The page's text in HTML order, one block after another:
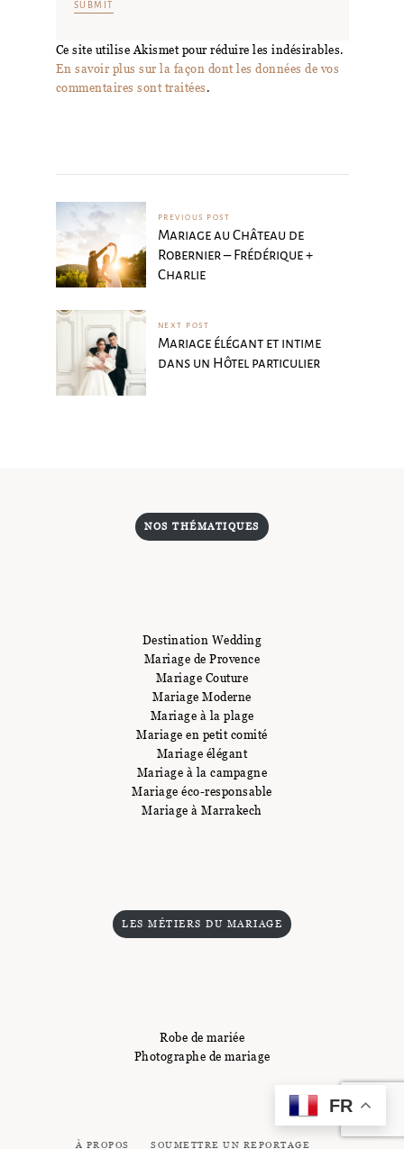
Ce site utilise Akismet pour réduire les indésirables.
En savoir plus sur la façon dont les données de vos
commentaires sont traitées.
PREVIOUS POST
Mariage au Château de
Robernier – Frédérique +
Charlie
NEXT POST
Mariage élégant et intime
dans un Hôtel particulier
NOS THÉMATIQUES
Destination Wedding
Mariage de Provence
Mariage Couture
Mariage Moderne
Mariage à la plage
Mariage en petit comité
Mariage élégant
Mariage à la campagne
Mariage éco-responsable
Mariage à Marrakech
LES MÉTIERS DU MARIAGE
Robe de mariée
Photographe de mariage
À PROPOS SOUMETTRE UN REPORTAGE
FR